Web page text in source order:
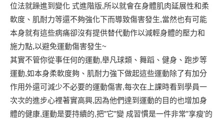
位法就躁進到變化 式進階版,所以就會在身體肌肉延展性和柔
軟度、肌耐力等還不夠強化下而導致傷害發生,當然也有可能
本身就有這些病痛卻沒有提供替代動作以減輕身體的壓力和
施力點,以避免運動傷害發生~
其實不管你從事任何的運動,舉凡球類、舞蹈、健身、跑步等
運動,如本身柔軟度夠、肌耐力強下做起這些運動除了有加分
作用外還可減少不必要的運動傷害,每次在上課時看到學員一
次次的進步心裡著實高興,因為他們達到運動的目的也增加身
體的健康,運動是要持續的,把”它”變 成習慣是一件非常”享瘦’的